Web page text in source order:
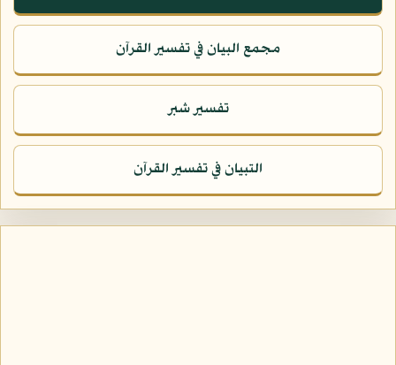
مجمع البيان في تفسير القرآن
تفسير شبر
التبيان في تفسير القرآن